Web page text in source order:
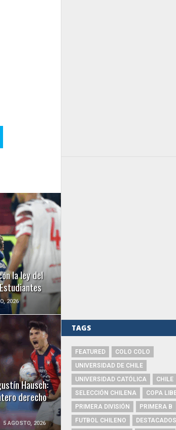
la ley del
2026
Hausch:
derecho
5 AGOSTO, 2026
TAGS
FEATURED
COLO COLO
UNIVERSIDAD DE CHILE
UNIVERSIDAD CATÓLICA
CHILE
SELECCIÓN CHILENA
COPA
PRIMERA DIVISIÓN
PRIMERA B
FUTBOL CHILENO
DESTACADOS